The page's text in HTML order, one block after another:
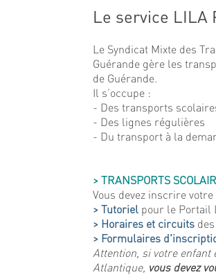
Le service LILA
Le Syndicat Mixte des
Guérande gère les
de Guérande.
Il s’occupe :
- Des transports
- Des lignes régulières
- Du transport à la
> TRANSPORTS
Vous devez inscrire
> Tutoriel pour le Portail
> Horaires et circuits
> Formulaires
Attention, si votre
Atlantique, vous devez